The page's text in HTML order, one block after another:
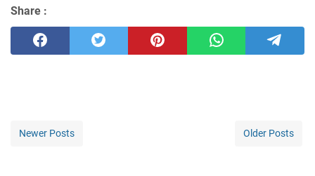
Share :
Newer Posts Older Posts